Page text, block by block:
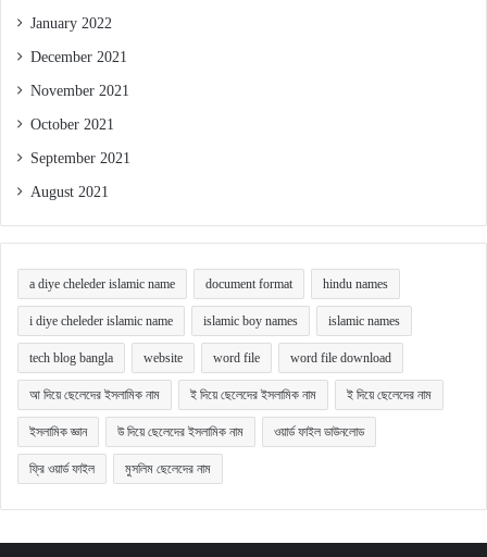
January 2022
December 2021
November 2021
October 2021
September 2021
August 2021
a diye cheleder islamic name document format hindu names
i diye cheleder islamic name islamic boy names islamic names
tech blog bangla website word file word file download
আ দিয়ে ছেলেদের ইসলামিক নাম ই দিয়ে ছেলেদের ইসলামিক নাম ই দিয়ে ছেলেদের নাম
ইসলামিক জ্ঞান উ দিয়ে ছেলেদের ইসলামিক নাম ওয়ার্ড ফাইল ডাউনলোড
ফ্রি ওয়ার্ড ফাইল মুসলিম ছেলেদের নাম